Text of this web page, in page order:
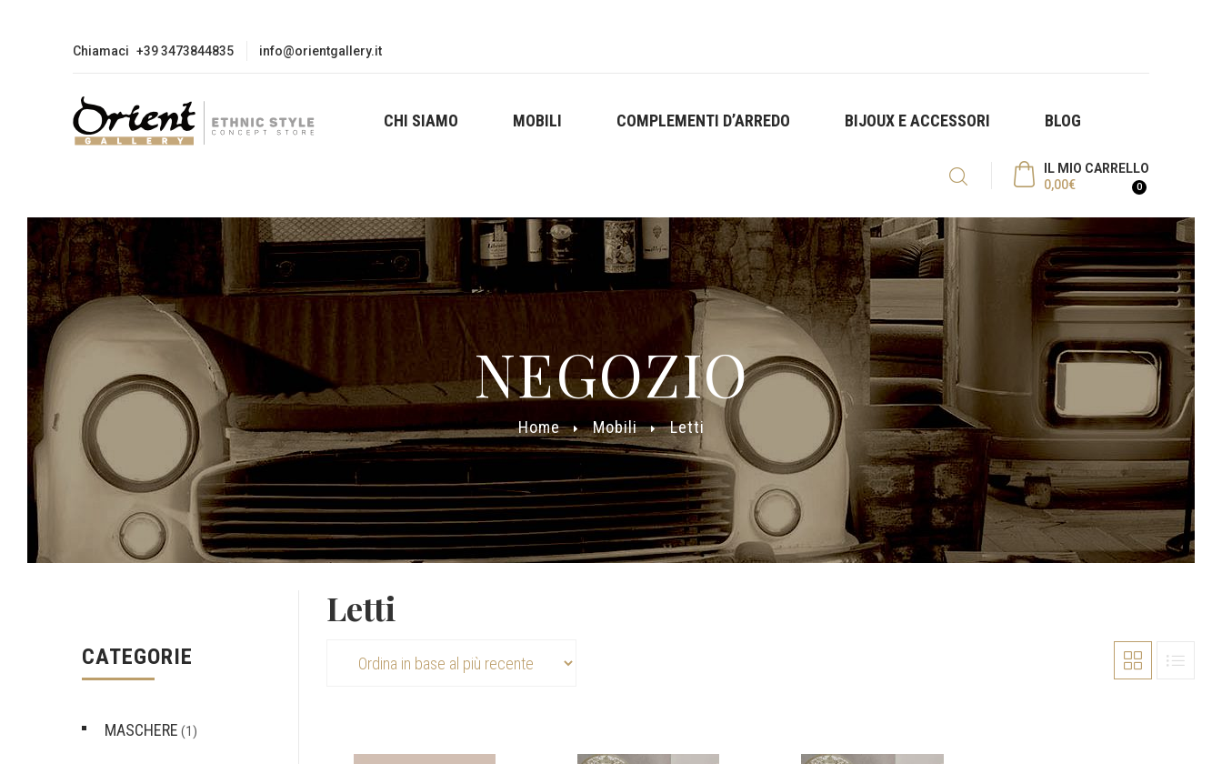
Chiamaci +39 3473844835 info@orientgallery.it
CHI SIAMO MOBILI COMPLEMENTI D’ARREDO BIJOUX E ACCESSORI BLOG
IL MIO CARRELLO
0
0,00€
Home Mobili Letti
NEGOZIO
CATEGORIE
MASCHERE (1)
Letti